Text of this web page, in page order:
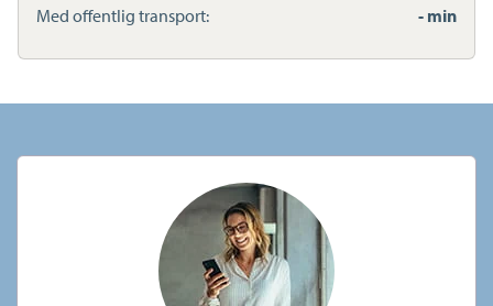
Med offentlig transport:
- min